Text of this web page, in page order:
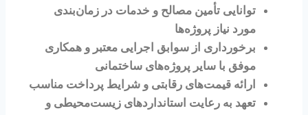
توانایی تأمین مصالح و خدمات در زمان‌بندی
مورد نیاز پروژه‌ها
برخورداری از سوابق اجرایی معتبر و همکاری
موفق با سایر پروژه‌های ساختمانی
ارائه قیمت‌های رقابتی و شرایط پرداخت مناسب
تعهد به رعایت استانداردهای زیست‌محیطی و